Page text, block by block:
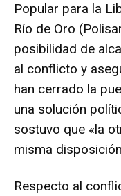
Popular para la
Río de Oro
posibilidad de
al conflicto y
han cerrado la
una solución
sostuvo que «la
misma
Respecto al